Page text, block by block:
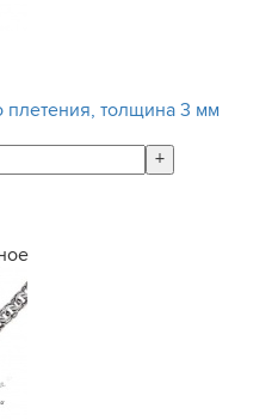
плетения, толщина 3 мм
+